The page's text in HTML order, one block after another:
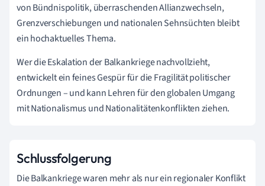
von Bündnispolitik, überraschenden Allianzwechseln,
Grenzverschiebungen und nationalen Sehnsüchten bleibt
ein hochaktuelles Thema.
Wer die Eskalation der Balkankriege nachvollzieht,
entwickelt ein feines Gespür für die Fragilität politischer
Ordnungen – und kann Lehren für den globalen Umgang
mit Nationalismus und Nationalitätenkonflikten ziehen.
Schlussfolgerung
Die Balkankriege waren mehr als nur ein regionaler Konflikt